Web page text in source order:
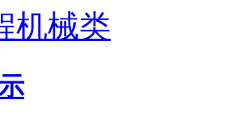
机械类